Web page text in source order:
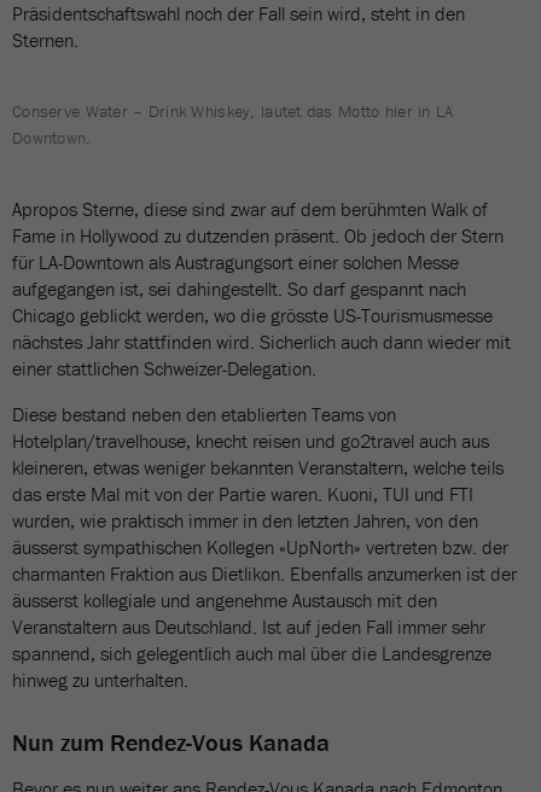
Präsidentschaftswahl noch der Fall sein wird, steht in den
Sternen.
Conserve Water – Drink Whiskey, lautet das Motto hier in LA
Downtown.
Apropos Sterne, diese sind zwar auf dem berühmten Walk of
Fame in Hollywood zu dutzenden präsent. Ob jedoch der Stern
für LA-Downtown als Austragungsort einer solchen Messe
aufgegangen ist, sei dahingestellt. So darf gespannt nach
Chicago geblickt werden, wo die grösste US-Tourismusmesse
nächstes Jahr stattfinden wird. Sicherlich auch dann wieder mit
einer stattlichen Schweizer-Delegation.
Diese bestand neben den etablierten Teams von
Hotelplan/travelhouse, knecht reisen und go2travel auch aus
kleineren, etwas weniger bekannten Veranstaltern, welche teils
das erste Mal mit von der Partie waren. Kuoni, TUI und FTI
wurden, wie praktisch immer in den letzten Jahren, von den
äusserst sympathischen Kollegen «UpNorth» vertreten bzw. der
charmanten Fraktion aus Dietlikon. Ebenfalls anzumerken ist der
äusserst kollegiale und angenehme Austausch mit den
Veranstaltern aus Deutschland. Ist auf jeden Fall immer sehr
spannend, sich gelegentlich auch mal über die Landesgrenze
hinweg zu unterhalten.
Nun zum Rendez-Vous Kanada